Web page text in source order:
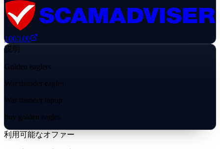
100/100
説明
Golden eaglers
War thunder eagles
War thunder topup
buy golden eagles
利用可能なオファー